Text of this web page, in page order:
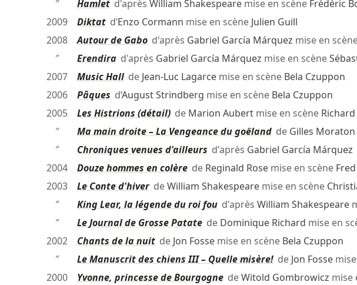
″
Hamletd'après William Shakespearemise en scène Frédéric
2009
Diktatd’Enzo Cormann mise en scène Julien Guill
2008
Autour de Gabod'après Gabriel García Márquez mise en
″
Erendirad'après Gabriel García Márquez mise en scène
2007
Music Hallde Jean-Luc Lagarcemise en scène Bela Czuppon
2006
Pâques d’August Strindberg mise en scène Bela Czuppon
2005
Les Histrions (détail)de Marion Aubertmise en scène
″
Ma main droite – La Vengeance du goëlandde Gilles Moraton
″
Chroniques venues d'ailleurs d'après Gabriel García Márquez
2004
Douze hommes en colèrede Reginald Rosemise en scène
2003
Le Conte d'hiverdeWilliam Shakespearemise en scène
″
King Lear, la légende du roi foud'après William Shakespeare
″
Le Journal de Grosse Patatede Dominique Richard mise en
2002
Chants de la nuitde Jon Fossemise en scène Bela Czuppon
″
Le Manuscrit des chiens III – Quelle misère!de Jon Fossemise
2000
Yvonne, princesse de BourgognedeWitold Gombrowicz mise